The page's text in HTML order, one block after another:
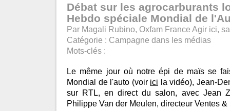
Débat sur les agrocarburants
Hebdo spéciale Mondial de
Par Magali Rubino, Oxfam France Agir ici,
Catégorie : Campagne dans les médias
Mots-clés :
Le même jour où notre épi de maïs se
Mondial de l'auto (voir ici la vidéo), Jean-
sur RTL, en direct du salon, avec Jean
Philippe Van der Meulen, directeur Ventes